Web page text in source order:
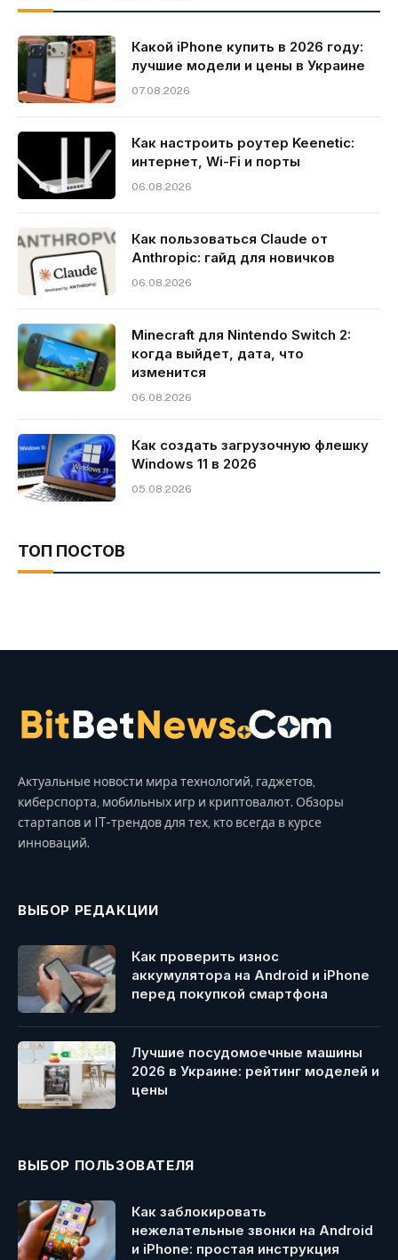
Какой iPhone купить в 2026 году:
лучшие модели и цены в Украине
07.08.2026
Как настроить роутер Keenetic:
интернет, Wi-Fi и порты
06.08.2026
Как пользоваться Claude от
Anthropic: гайд для новичков
06.08.2026
Minecraft для Nintendo Switch 2:
когда выйдет, дата, что
изменится
06.08.2026
Как создать загрузочную флешку
Windows 11 в 2026
05.08.2026
ТОП ПОСТОВ
Актуальные новости мира технологий, гаджетов,
киберспорта, мобильных игр и криптовалют. Обзоры
стартапов и IT-трендов для тех, кто всегда в курсе
инноваций.
ВЫБОР РЕДАКЦИИ
Как проверить износ
аккумулятора на Android и iPhone
перед покупкой смартфона
Лучшие посудомоечные машины
2026 в Украине: рейтинг моделей и
цены
ВЫБОР ПОЛЬЗОВАТЕЛЯ
Как заблокировать
нежелательные звонки на Android
и iPhone: простая инструкция